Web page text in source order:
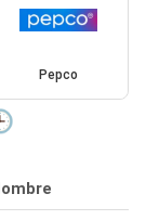
Pepco